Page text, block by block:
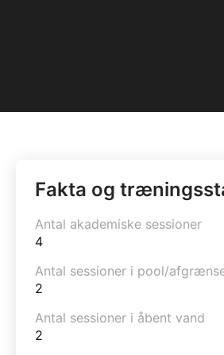
Fakta og
Antal akademiske sessioner
4
Antal sessioner i pool/
2
Antal sessioner i åbent vand
2